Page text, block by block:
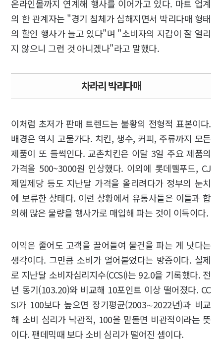
온라인몰까지 연계해 행사를 이어가고 있다. 마트 업계
의 한 관계자는 "경기 침체가 심해지면서 박리다매 형태
의 할인 행사가 늘고 있다"며 "소비자의 지갑이 잘 열리
지 않으니 그런 것 아니겠나"라고 말했다.
차라리 박리다매
이처럼 초저가 판매 트렌드는 불황의 전형적 표본이다.
배경은 역시 고물가다. 치킨, 생수, 커피, 주류까지 모든
제품이 또 들썩인다. 교촌치킨은 이달 3일 주요 제품의
가격을 500~3000원 인상했다. 이외에 롯데웰푸드, CJ
제일제당 등도 지난달 가격을 올리려다가 정부의 눈치
에 보류한 상태다. 이런 상황에서 유통사들은 이들과 합
의해 많은 물량을 행사가로 매입해 파는 것이 이득이다.
이익은 줄어도 고객을 끌어들여 물건을 파는 게 낫다는
생각이다. 그만큼 소비가 얼어붙었다는 방증이다. 실제
로 지난달 소비자심리지수(CCSI)는 92.0을 기록했다. 전
년 동기(103.20)와 비교해 10포인트 이상 떨어졌다. CC
SI가 100보다 높으면 장기평균(2003∼2022년)과 비교
해 소비 심리가 낙관적, 100을 밑돌면 비관적이라는 뜻
이다. 팬데믹때 보다 소비 심리가 떨어진 셈이다.